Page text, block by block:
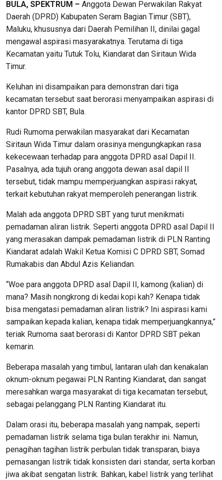
BULA, SPEKTRUM – Anggota Dewan Perwakilan Rakyat
Daerah (DPRD) Kabupaten Seram Bagian Timur (SBT),
Maluku, khususnya dari Daerah Pemilihan II, dinilai gagal
mengawal aspirasi masyarakatnya. Terutama di tiga
Kecamatan yaitu Tutuk Tolu, Kiandarat dan Siritaun Wida
Timur.
Keluhan ini disampaikan para demonstran dari tiga
kecamatan tersebut saat berorasi menyampaikan aspirasi di
kantor DPRD SBT, Bula.
Rudi Rumoma perwakilan masyarakat dari Kecamatan
Siritaun Wida Timur dalam orasinya mengungkapkan rasa
kekecewaan terhadap para anggota DPRD asal Dapil II.
Pasalnya, ada tujuh orang anggota dewan asal dapil II
tersebut, tidak mampu memperjuangkan aspirasi rakyat,
terkait kebutuhan rakyat memperoleh penerangan listrik.
Malah ada anggota DPRD SBT yang turut menikmati
pemadaman aliran listrik. Seperti anggota DPRD asal Dapil II
yang merasakan dampak pemadaman listrik di PLN Ranting
Kiandarat adalah Wakil Ketua Komisi C DPRD SBT, Somad
Rumakabis dan Abdul Azis Keliandan.
“Woe para anggota DPRD asal Dapil II, kamong (kalian) di
mana? Masih nongkrong di kedai kopi kah? Kenapa tidak
bisa mengatasi pemadaman aliran listrik? Ini aspirasi kami
sampaikan kepada kalian, kenapa tidak memperjuangkannya,”
teriak Rumoma saat berorasi di Kantor DPRD SBT pekan
kemarin.
Beberapa masalah yang timbul, lantaran ulah dan kenakalan
oknum-oknum pegawai PLN Ranting Kiandarat, dan sangat
meresahkan warga masyarakat di tiga kecamatan tersebut,
sebagai pelanggang PLN Ranting Kiandarat itu.
Dalam orasi itu, beberapa masalah yang nampak, seperti
pemadaman listrik selama tiga bulan terakhir ini. Namun,
penagihan tagihan listrik perbulan tidak transparan, biaya
pemasangan listrik tidak konsisten dari standar, serta korban
jiwa akibat sengatan listrik. Bahkan, kabel listrik yang terlihat